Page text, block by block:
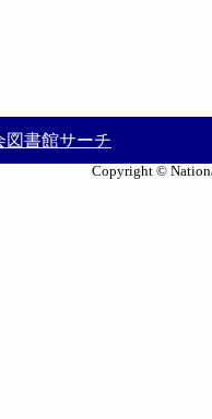
図書館サーチ
Copyright ©